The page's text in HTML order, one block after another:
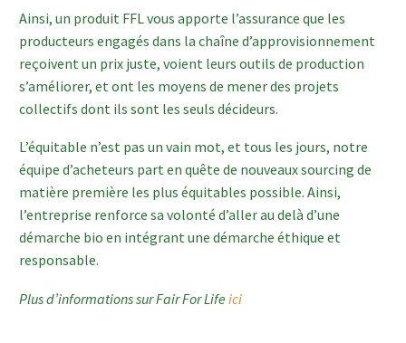
Ainsi, un produit FFL vous apporte l’assurance que les
producteurs engagés dans la chaîne d’approvisionnement
reçoivent un prix juste, voient leurs outils de production
s’améliorer, et ont les moyens de mener des projets
collectifs dont ils sont les seuls décideurs.
L’équitable n’est pas un vain mot, et tous les jours, notre
équipe d’acheteurs part en quête de nouveaux sourcing de
matière première les plus équitables possible. Ainsi,
l’entreprise renforce sa volonté d’aller au delà d’une
démarche bio en intégrant une démarche éthique et
responsable.
Plus d’informations sur Fair For Life ici